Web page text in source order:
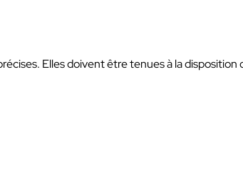
Elles doivent être tenues à la disposition